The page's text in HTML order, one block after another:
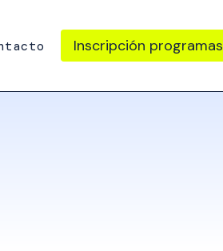
Inscripción programas